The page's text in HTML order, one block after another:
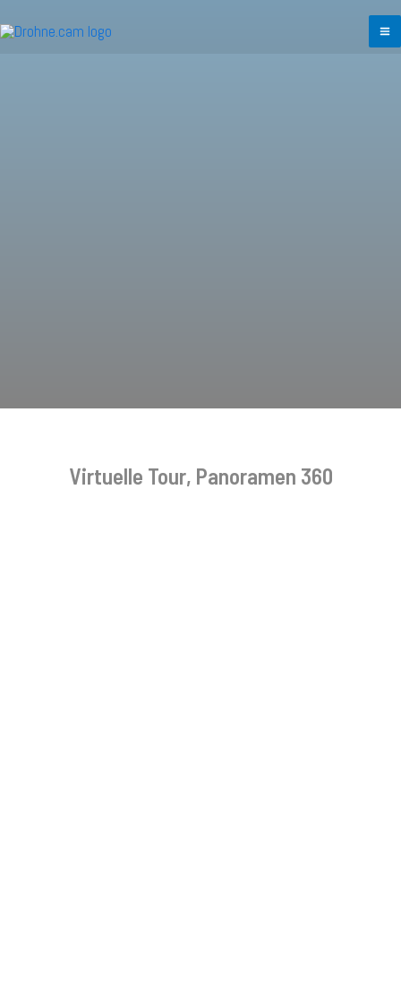
Virtuelle Tour, Panoramen 360